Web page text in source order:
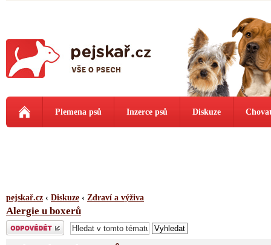
Plemena psů Inzerce psů Diskuze
pejskař.cz ‹ Diskuze ‹ Zdraví a výživa
Alergie u boxerů
Odeslat odpověď